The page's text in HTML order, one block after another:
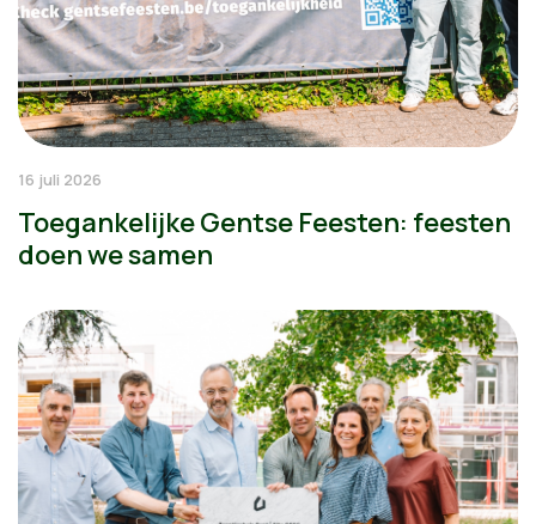
16 juli 2026
Toegankelijke Gentse Feesten: feesten
doen we samen